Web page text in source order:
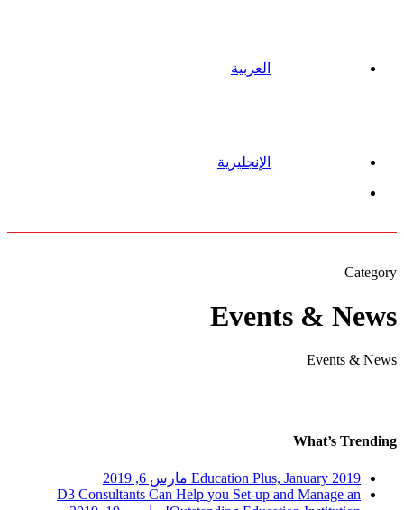
العربية
الإنجليزية
Category
Events & News
Events & News
What’s Trending
Education Plus, January 2019 مارس 6, 2019
D3 Consultants Can Help you Set-up and Manage an